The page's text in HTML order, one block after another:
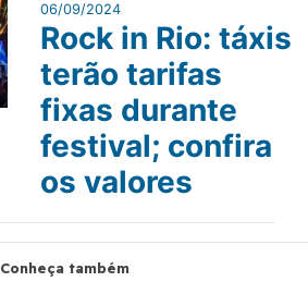
06/09/2024
Rock in Rio: táxis
terão tarifas
fixas durante
festival; confira
os valores
Conheça também